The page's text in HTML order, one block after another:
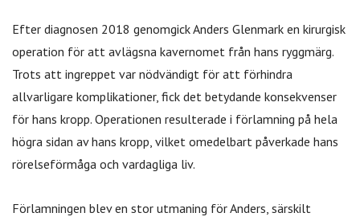
Efter diagnosen 2018 genomgick Anders Glenmark en kirurgisk
operation för att avlägsna kavernomet från hans ryggmärg.
Trots att ingreppet var nödvändigt för att förhindra
allvarligare komplikationer, fick det betydande konsekvenser
för hans kropp. Operationen resulterade i förlamning på hela
högra sidan av hans kropp, vilket omedelbart påverkade hans
rörelseförmåga och vardagliga liv.
Förlamningen blev en stor utmaning för Anders, särskilt